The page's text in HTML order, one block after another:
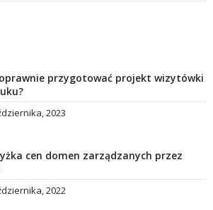
przygotować projekt wizytówki
2023
cen domen zarządzanych przez
2022